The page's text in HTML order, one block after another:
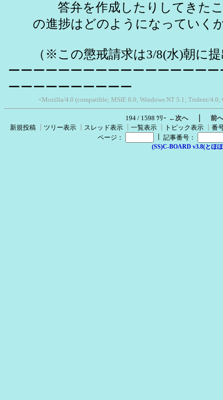
答弁を作成したりしてきたこ
の進捗はどのようになっていく
（※この懲戒請求は3/8(水)朝に提
ーーーーーーーーーーーーーーーー
ーーーーーーーーーー
<Mozilla/4.0 (compatible; MSIE 8.0; Windows NT 5.1; Trident/
194 / 1598 ﾂﾘｰ ←次へ｜ 前
新規投稿
ツリー表示 スレッド表示 一覧表示 トピック表示
番
ページ：
記事番号：
(SS)C-BOARD v3.8(とほ